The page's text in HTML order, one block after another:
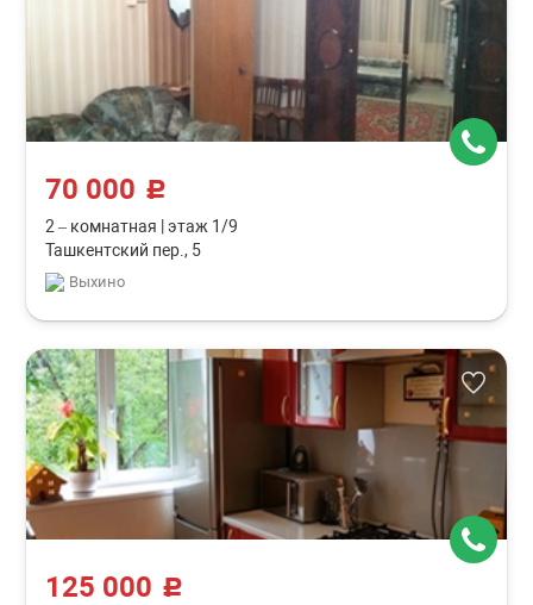
70 000 c
2 – комнатная
этаж 1/9
Ташкентский пер., 5
Выхино
125 000 c